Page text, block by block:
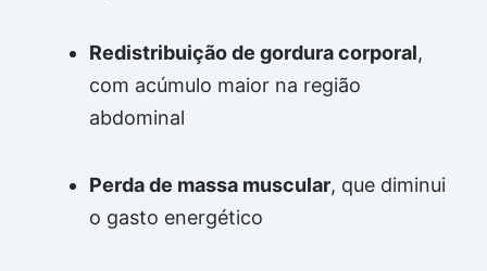
Redistribuição de gordura corporal,
com acúmulo maior na região
abdominal
Perda de massa muscular, que diminui
o gasto energético